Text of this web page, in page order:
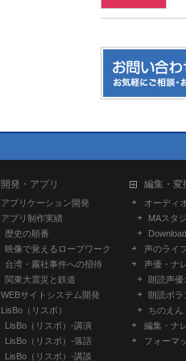
開発・アプリ
アプリケーション開発
アプリ制作実績
歴史の順番
映像で覚えるロープワーク
台湾・霧社事件への招待
関東大震災と鉄道
WEBサイトシステム開発
LisBo（リスボ）
LisBo（リスボ）-講演
LisBo（リスボ）-落語
LisBo（リスボ）-講談
編集・変
オーディ
MAスタ
声のライ
声優・ナ
朗読声優
朗読ボラ
ちのえん
編集・ナ
フォーマ